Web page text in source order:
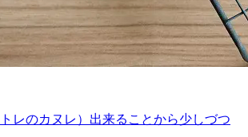
トレのカヌレ）出来ることから少しづつ